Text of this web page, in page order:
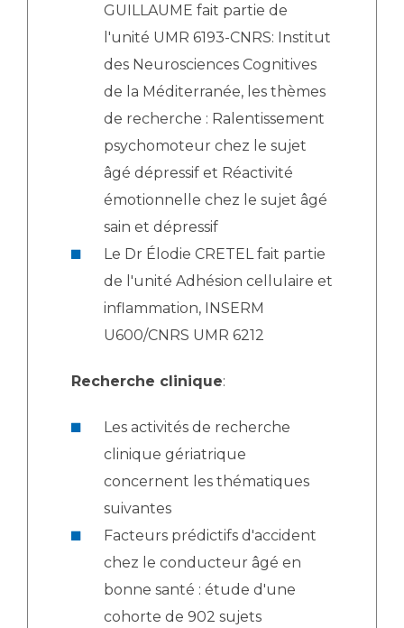
GUILLAUME fait partie de
l'unité UMR 6193-CNRS: Institut
des Neurosciences Cognitives
de la Méditerranée, les thèmes
de recherche : Ralentissement
psychomoteur chez le sujet
âgé dépressif et Réactivité
émotionnelle chez le sujet âgé
sain et dépressif
Le Dr Élodie CRETEL fait partie
de l'unité Adhésion cellulaire et
inflammation, INSERM
U600/CNRS UMR 6212
Recherche clinique:
Les activités de recherche
clinique gériatrique
concernent les thématiques
suivantes
Facteurs prédictifs d'accident
chez le conducteur âgé en
bonne santé : étude d'une
cohorte de 902 sujets